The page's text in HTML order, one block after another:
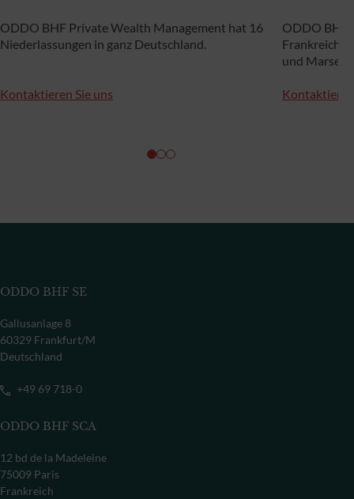
ODDO BHF Private Wealth Management hat 16
Niederlassungen in ganz Deutschland.
Kontaktieren Sie uns
ODDO BHF
Frankreich
und
ODDO BHF SE
Gallusanlage 8
60329 Frankfurt/M
Deutschland
+49 69 718-0
ODDO BHF SCA
12 bd de la Madeleine
75009 Paris
Frankreich